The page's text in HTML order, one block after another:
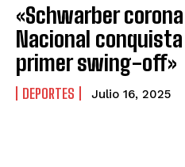
«Schwarber
Nacional
primer swing-off»
DEPORTES Julio 16, 2025